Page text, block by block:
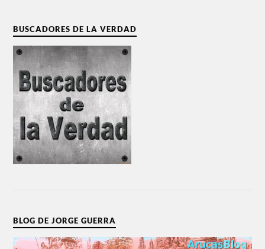
BUSCADORES DE LA VERDAD
BLOG DE JORGE GUERRA